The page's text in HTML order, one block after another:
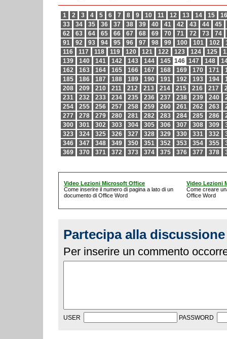
1 2 3 4 5 6 7 8 9 10 11 12 13 14 15
16
33
34 35 36 37 38 39 40 41 42 43 44
45
62
63 64 65 66 67 68 69 70 71 72 73
74
91
92 93 94 95 96 97 98 99 100 101 102
116
117 118 119 120 121 122 123 124 125
139
140 141 142 143 144 145 146 147 148
162
163 164 165 166 167 168 169 170 171
185
186 187 188 189 190 191 192 193 194
208
209 210 211 212 213 214 215 216 217
231
232 233 234 235 236 237 238 239 240
254
255 256 257 258 259 260 261 262 263
277
278 279 280 281 282 283 284 285 286
300
301 302 303 304 305 306 307 308 309
323
324 325 326 327 328 329 330 331 332
346
347 348 349 350 351 352 353 354 355
369
370 371 372 373 374 375 376 377 378
Video Lezioni Microsoft Office
Come inserire il numero di pagina a lato di un
documento di Office Word
Video Lezioni
Come creare
Office Word
Partecipa alla discussione
Per inserire un commento
USER PASSWORD